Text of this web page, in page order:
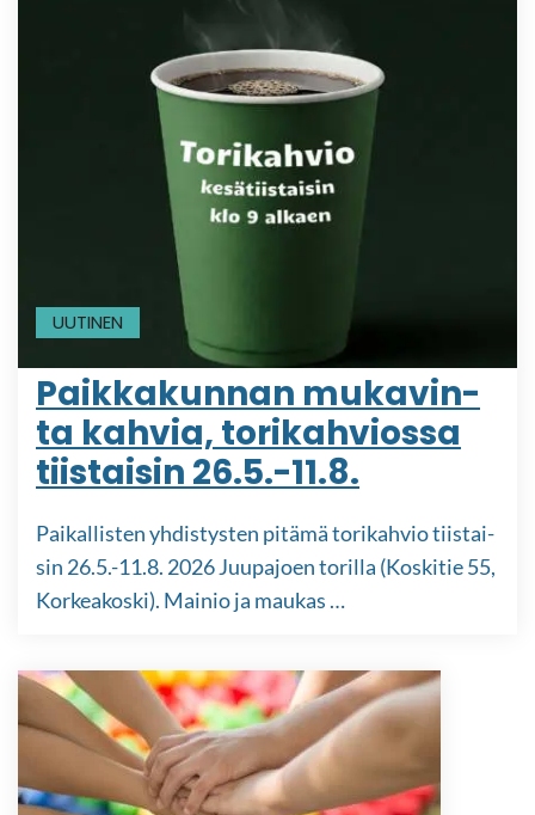
UUTINEN
Paik­ka­kun­nan mu­ka­vin­
ta kah­via, to­ri­kah­vios­sa
tiis­tai­sin 26.5.-11.8.
Pai­kal­lis­ten yh­dis­tys­ten pi­tä­mä to­ri­kah­vio tiis­tai­
sin 26.5.-11.8. 2026 Juu­pa­joen to­ril­la (Kos­ki­tie 55,
Kor­kea­kos­ki). Mai­nio ja mau­kas …